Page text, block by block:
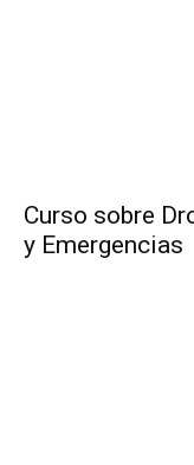
Curso sobre
y Emergencias